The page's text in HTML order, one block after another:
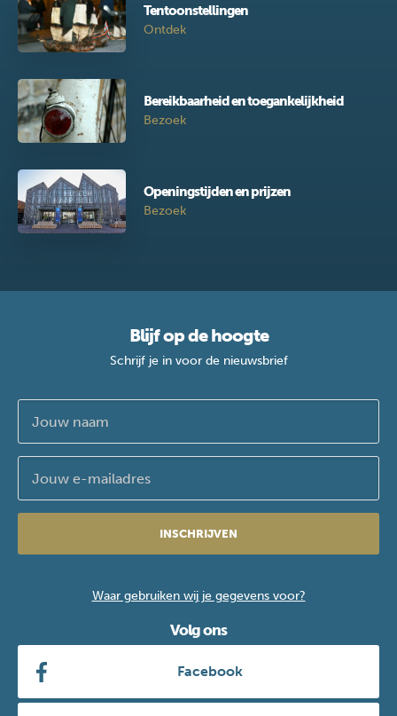
Tentoonstellingen
Ontdek
Bereikbaarheid en toegankelijkheid
Bezoek
Openingstijden en prijzen
Bezoek
Blijf op de hoogte
Schrijf je in voor de nieuwsbrief
INSCHRIJVEN
Waar gebruiken wij je gegevens voor?
Volg ons
Facebook